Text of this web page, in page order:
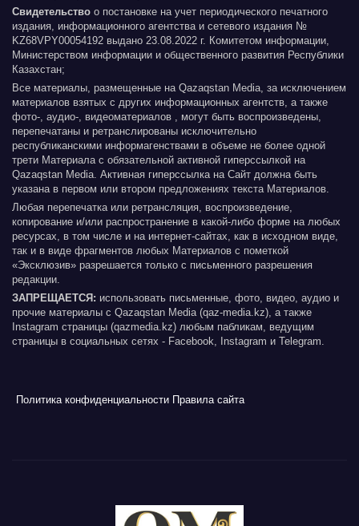
Свидетельство о постановке на учет периодического печатного
издания, информационного агентства и сетевого издания №
KZ68VPY00054192 выдано 23.08.2022 г. Комитетом информации,
Министерством информации и общественного развития Республики
Казахстан;
Все материалы, размещенные на Qazaqstan Media, за исключением
материалов взятых с других информационных агентств, а также
фото-, аудио-, видеоматериалов , могут быть воспроизведены,
перепечатаны и ретранслированы исключительно
республиканскими информагенствами в объеме не более одной
трети Материала с обязательной активной гиперссылкой на
Qazaqstan Media. Активная гиперссылка на Сайт должна быть
указана в первом или втором предложениях текста Материалов.
Любая перепечатка или ретрансляция, воспроизведение,
копирование и/или распространение в какой-либо форме на любых
ресурсах, в том числе и на интернет-сайтах, как в исходном виде,
так и в виде фрагментов любых Материалов с пометкой
«Эксклюзив» разрешается только с письменного разрешения
редакции.
ЗАПРЕЩАЕТСЯ: использовать письменные, фото, видео, аудио и
прочие материалы с Qazaqstan Media (qaz-media.kz), а также
Instagram страницы (qazmedia.kz) любым пабликам, ведущим
страницы в социальных сетях - Facebook, Instagram и Telegram.
Политика конфиденциальности Правила сайта